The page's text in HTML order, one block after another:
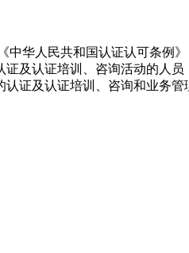
华人民共和国认证认可条例
及认证培训、咨询活动的人
证及认证培训、咨询和业务